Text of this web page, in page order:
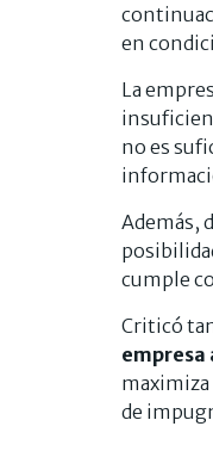
en
La
no es
Además,
cumple
Criticó
empresa
maximiza
de